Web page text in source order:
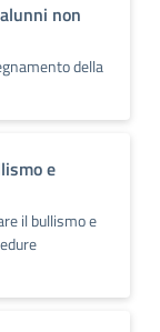
non
della
e
il bullismo e